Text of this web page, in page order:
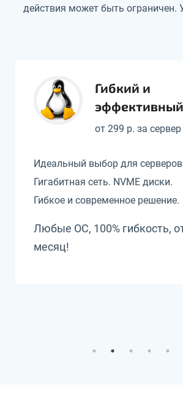
действия может быть ограничен.
Гибкий и
эффективный
от 299 р. за
Идеальный выбор для
Гигабитная сеть. NVME диски.
Гибкое и современное решение.
Любые ОС, 100% гибкость,
месяц!